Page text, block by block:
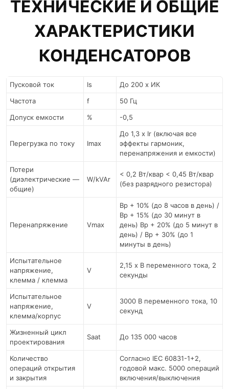
ТЕХНИЧЕСКИЕ И ОБЩИЕ
ХАРАКТЕРИСТИКИ
КОНДЕНСАТОРОВ
Пусковой ток Is
До 200 х ИК
Частота
f
50 Гц
Допуск емкости
% -0,5
Перегрузка по току Imax
До 1,3 x Ir (включая все
эффекты гармоник,
перенапряжения и емкости)
Потери
(диэлектрические —
общие)
W/kVAr
< 0,2 Вт/квар < 0,45 Вт/квар
(без разрядного резистора)
Перенапряжение Vmax
Вр + 10% (до 8 часов в день) /
Вр + 15% (до 30 минут в
день) Вр + 20% (до 5 минут в
день) / Вр + 30% (до 1
минуты в день)
Испытательное
напряжение,
клемма / клемма
V
2,15 x В переменного тока, 2
секунды
Испытательное
напряжение,
клемма/корпус
V
3000 В переменного тока, 10
секунд
Жизненный цикл
проектирования
Saat До 135 000 часов
Количество
операций открытия
и закрытия
Согласно IEC 60831-1+2,
годовой макс. 5000 операций
включения/выключения